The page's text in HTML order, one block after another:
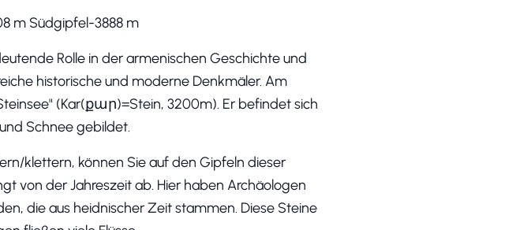
m Südgipfel-3888 m
Rolle in der armenischen Geschichte und
historische und moderne Denkmäler. Am
(Kar(քար)=Stein, 3200m). Er befindet sich
Schnee gebildet.
klettern, können Sie auf den Gipfeln dieser
von der Jahreszeit ab. Hier haben Archäologen
die aus heidnischer Zeit stammen. Diese Steine